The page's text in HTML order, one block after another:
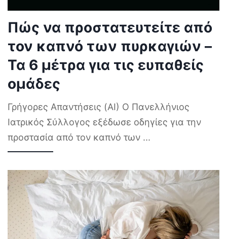
Πώς να προστατευτείτε από
τον καπνό των πυρκαγιών –
Τα 6 μέτρα για τις ευπαθείς
ομάδες
Γρήγορες Απαντήσεις (AI) Ο Πανελλήνιος
Ιατρικός Σύλλογος εξέδωσε οδηγίες για την
προστασία από τον καπνό των ...